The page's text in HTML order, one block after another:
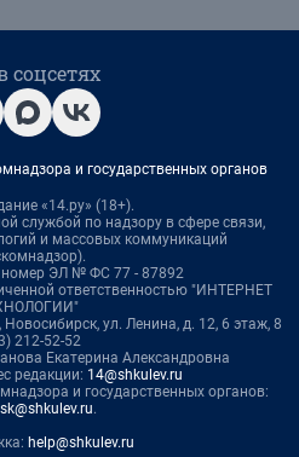
и государственных органов
«14.ру» (18+).
службой по надзору в сфере связи,
и массовых коммуникаций
номер ЭЛ № ФС 77 - 87892
ответственностью "ИНТЕРНЕТ
ул. Ленина, д. 12, 6 этаж, 8
212-52-52
Екатерина Александровна
редакции: 14@shkulev.ru
и государственных органов:
.
help@shkulev.ru